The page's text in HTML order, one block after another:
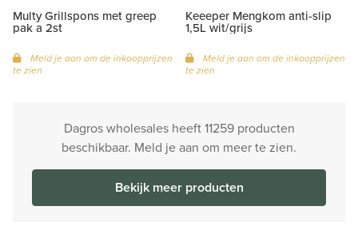
Multy Grillspons met greep
pak a 2st
Meld je aan om de inkoopprijzen
te zien
Keeeper Mengkom anti-slip
1,5L wit/grijs
Meld je aan om de inkoopprijzen
te zien
Dagros wholesales heeft 11259 producten
beschikbaar. Meld je aan om meer te zien.
Bekijk meer producten